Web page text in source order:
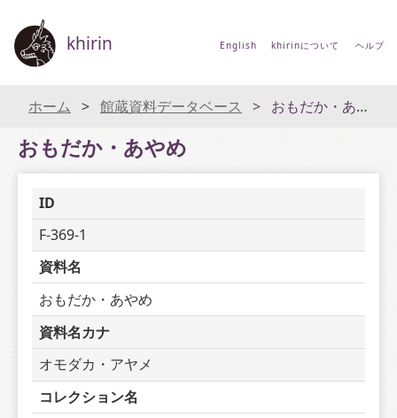
khirin English khirinについて ヘルプ
ホーム 館蔵資料データベース おもだか・あやめ
おもだか・あやめ
ID
F-369-1
資料名
おもだか・あやめ
資料名カナ
オモダカ・アヤメ
コレクション名